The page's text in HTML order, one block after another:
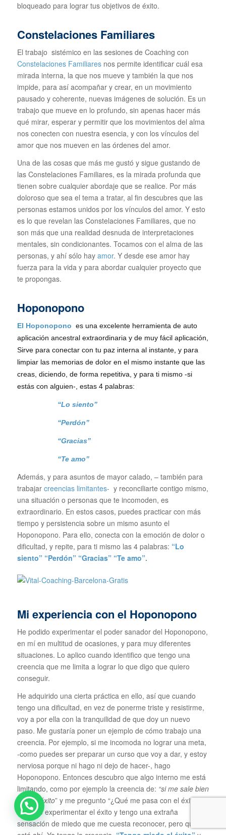
bloqueado para lograr tus objetivos de éxito.
Constelaciones Familiares
El trabajo sistémico en las sesiones de Coaching con
Constelaciones Familiaresnos permite identificar cuál esa
mirada interna, la que nos mueve y también la que nos
impide, para así acompañar y crear, en un movimiento
pausado y coherente, nuevas imágenes de solución. Es un
trabajo que mueve en lo profundo, sin apenas hacer más
qué mirar, esperar y permitir que los movimientos del alma
nos conecten con nuestra esencia, y con los vínculos del
amor que nos mueven en las órdenes del amor.
Una de las cosas que más me gustó y sigue gustando de
las Constelaciones Familiares, es la mirada profunda que
tienen sobre cualquier abordaje que se realice. Por más
doloroso que sea el tema a tratar, al fin descubres que las
personas estamos unidos por los vínculos del amor. Y esto
es lo que revelan las Constelaciones Familiares, que no
son más que una realidad desnuda de interpretaciones
mentales, sin condicionantes. Tocamos con el alma de las
personas, y ahí sólo hay amor. Y desde ese amor hay
fuerza para la vida y para abordar cualquier proyecto que
te propongas.
Hoponopono
El Hoponopono es una excelente herramienta de auto
aplicación ancestral extraordinaria y de muy fácil aplicación,
Sirve para conectar con tu paz interna al instante, y para
limpiar las memorias de dolor en el mismo instante que las
creas, diciendo, de forma repetitiva, y para ti mismo -si
estás con alguien-, estas 4 palabras:
“Lo siento”
“Perdón”
“Gracias”
“Te amo”
Además, y para asuntos de mayor calado, – también para
trabajar creencias limitantes- y reconciliarte contigo mismo,
una situación o personas que te incomoden, es
extraordinario. En estos casos, puedes practicar con más
tiempo y persistencia sobre un mismo asunto el
Hoponopono. Para ello, conecta con la emoción de dolor o
dificultad, y repite, para ti mismo las 4 palabras: “Lo
siento” “Perdón” “Gracias” “Te amo”.
Mi experiencia con el Hoponopono
He podido experimentar el poder sanador del Hoponopono,
en mí en multitud de ocasiones, y para muy diferentes
situaciones. Lo aplico cuando identifico que tengo una
creencia que me limita a lograr lo que digo que quiero
conseguir.
He adquirido una cierta práctica en ello, así que cuando
tengo una dificultad, en vez de ponerme triste y resistirme,
voy a por ella con la tranquilidad de que doy un nuevo
paso. Me gustaría poner un ejemplo de cómo trabajo una
creencia. Por ejemplo, si me incomoda no lograr una meta,
-como puedes ser preparar un curso que voy a dar, y estoy
nerviosa porque ni hago ni dejo de hacer-, hago
Hoponopono. Entonces descubro que algo interno me está
limitando, como por ejemplo la creencia de: “si me sale bien
tendré éxito” y me pregunto “¿Qué me pasa con el éxito?”
Me dejo experimentar el éxito y tengo una extraña
sensación de miedo que me cuesta reconocer, pero qué